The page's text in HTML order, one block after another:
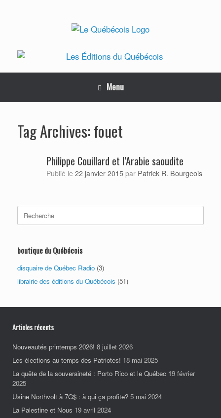
Menu
Tag Archives:fouet
Philippe Couillard et l’Arabie saoudite
Publié le 22 janvier 2015 par Patrick R. Bourgeois
Search
for:
boutique du Québécois
disquaire de Québec Radio (3)
librairie des éditions du Québécois (51)
Articles récents
Nouveautés printemps 2026! 8 juillet 2026
Les élections au temps des Patriotes! 18 mai 2025
La quête de la souveraineté : Porto Rico et le Québec 19 février
2025
Usine Northvolt à 7G$ : à qui ça profite? 5 mai 2024
La Palestine et Nous 19 avril 2024